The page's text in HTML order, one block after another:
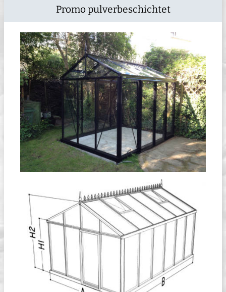
Promo pulverbeschichtet